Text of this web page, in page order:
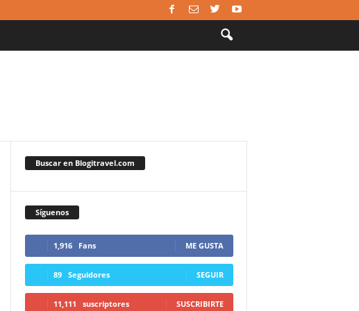
Buscar en Blogitravel.com
Síguenos
1,916 Fans ME GUSTA
89 Seguidores SEGUIR
11,111 suscriptores SUSCRIBIRTE